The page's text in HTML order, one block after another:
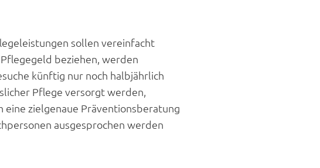
sollen vereinfacht
beziehen, werden
künftig nur noch halbjährlich
Pflege versorgt werden,
zielgenaue Präventionsberatung
ausgesprochen werden